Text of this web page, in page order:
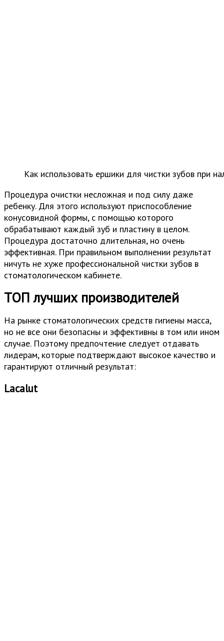
Как использовать ершики для чистки зубов при
Процедура очистки несложная и под силу даже
ребенку. Для этого используют приспособление
конусовидной формы, с помощью которого
обрабатывают каждый зуб и пластину в целом.
Процедура достаточно длительная, но очень
эффективная. При правильном выполнении результат
ничуть не хуже профессиональной чистки зубов в
стоматологическом кабинете.
ТОП лучших производителей
На рынке стоматологических средств гигиены масса,
но не все они безопасны и эффективны в том или ином
случае. Поэтому предпочтение следует отдавать
лидерам, которые подтверждают высокое качество и
гарантируют отличный результат:
Lacalut